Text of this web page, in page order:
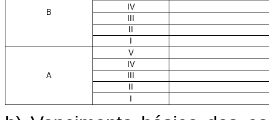
B
IV
III
II
I
A
V
IV
III
II
I